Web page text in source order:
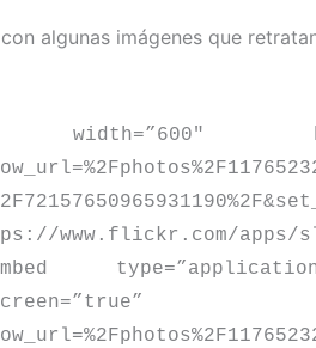
algunas imágenes que
www.flickr.com/apps/
type=”application/